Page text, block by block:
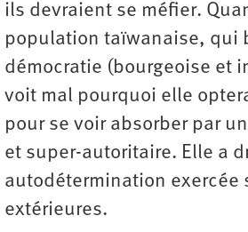
ils devraient se méfier.
population taïwanaise, qui
démocratie (bourgeoise et
voit mal pourquoi elle
pour se voir absorber par
et super-autoritaire. Elle a
autodétermination exercée
extérieures.